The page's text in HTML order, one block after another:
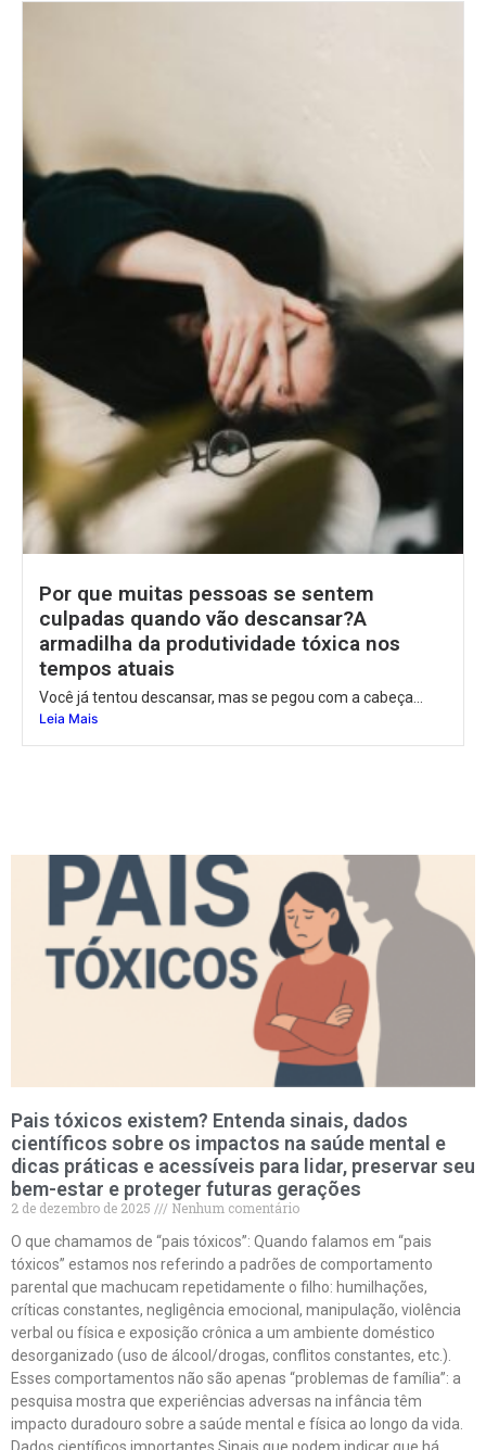
Por que muitas pessoas se sentem
culpadas quando vão descansar?A
armadilha da produtividade tóxica nos
tempos atuais
Você já tentou descansar, mas se pegou com a cabeça...
Leia Mais
Pais tóxicos existem? Entenda sinais, dados
científicos sobre os impactos na saúde mental e
dicas práticas e acessíveis para lidar, preservar seu
bem-estar e proteger futuras gerações
2 de dezembro de 2025
Nenhum comentário
O que chamamos de “pais tóxicos”: Quando falamos em “pais
tóxicos” estamos nos referindo a padrões de comportamento
parental que machucam repetidamente o filho: humilhações,
críticas constantes, negligência emocional, manipulação, violência
verbal ou física e exposição crônica a um ambiente doméstico
desorganizado (uso de álcool/drogas, conflitos constantes, etc.).
Esses comportamentos não são apenas “problemas de família”: a
pesquisa mostra que experiências adversas na infância têm
impacto duradouro sobre a saúde mental e física ao longo da vida.